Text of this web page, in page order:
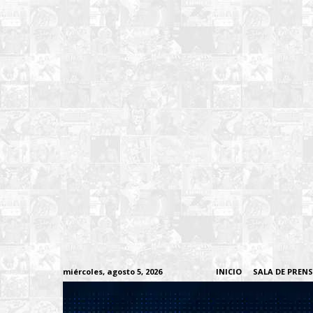
miércoles, agosto 5, 2026 INICIO SALA DE